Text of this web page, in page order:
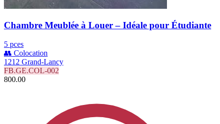
Chambre Meublée à Louer – Idéale pour Étudiante
5 pces
👥 Colocation
1212 Grand-Lancy
FB.GE.COL-002
800.00